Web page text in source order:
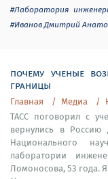
#Лаборатория
#Иванов Дмитрий
почему ученые
границы
Главная Медиа
ТАСС поговорил с
вернулись в Россию
Национального
лаборатории
Ломоносова, 53 года.